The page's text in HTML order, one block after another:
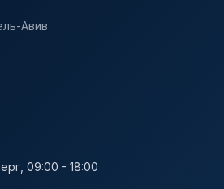
Авив
09:00 - 18:00